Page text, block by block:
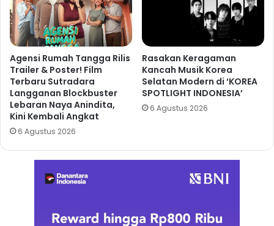
Agensi Rumah Tangga Rilis
Trailer & Poster! Film
Terbaru Sutradara
Langganan Blockbuster
Lebaran Naya Anindita,
Kini Kembali Angkat
6 Agustus 2026
Rasakan Keragaman
Kancah Musik Korea
Selatan Modern di ‘KOREA
SPOTLIGHT INDONESIA’
6 Agustus 2026